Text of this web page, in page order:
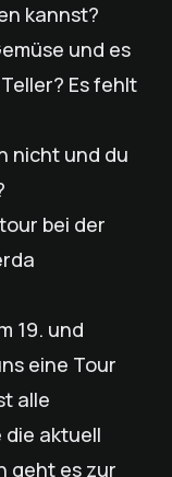
kannst?
und es
Es fehlt
nicht und du
bei der
19. und
eine Tour
alle
die aktuell
geht es zur